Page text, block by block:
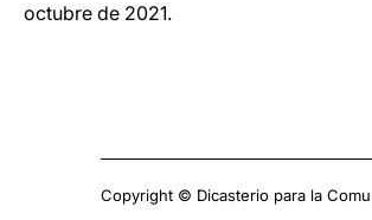
octubre de 2021.
Copyright © Dicasterio para la